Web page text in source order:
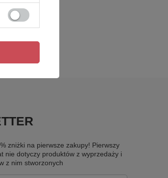
zniżki na pierwsze zakupy! Pierwszy
nie dotyczy produktów z wyprzedaży i
z nim stworzonych